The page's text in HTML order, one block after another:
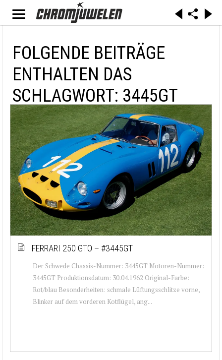
FOLGENDE BEITRÄGE
ENTHALTEN DAS
SCHLAGWORT: 3445GT
FERRARI 250 GTO – #3445GT
Der Schwede Chassis-Nummer: 3445GT Motoren-Nummer:
3445GT Produktionsdatum: 30.04.1962 Original-Farbe:
Rot/blau Besonderheiten: schmale Lüftungsschlitze vorne,
Blinker auf dem vorderen Kotflügel, ang...